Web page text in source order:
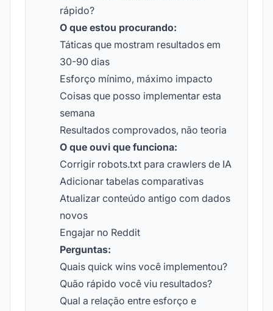
rápido?
O que estou procurando:
Táticas que mostram resultados em
30-90 dias
Esforço mínimo, máximo impacto
Coisas que posso implementar esta
semana
Resultados comprovados, não teoria
O que ouvi que funciona:
Corrigir robots.txt para crawlers de IA
Adicionar tabelas comparativas
Atualizar conteúdo antigo com dados
novos
Engajar no Reddit
Perguntas:
Quais quick wins você implementou?
Quão rápido você viu resultados?
Qual a relação entre esforço e